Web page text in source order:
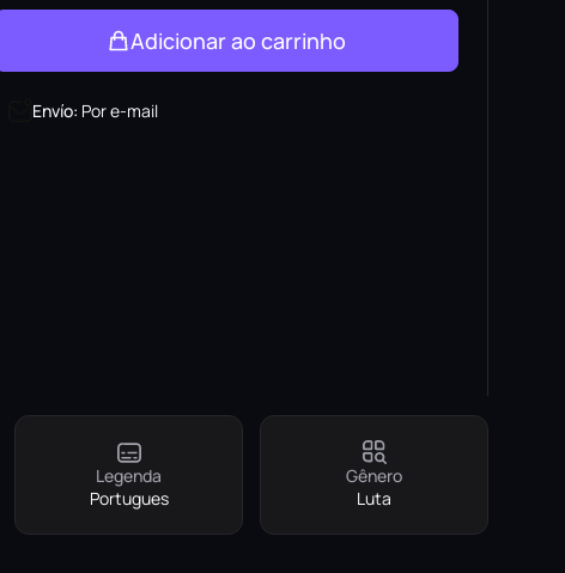
Adicionar ao carrinho
Envío: Por e-mail
Legenda
Portugues
Gênero
Luta